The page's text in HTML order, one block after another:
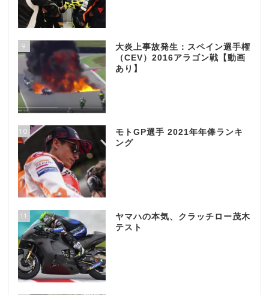
9
大炎上事故発生：スペイン選手権
（CEV）2016アラゴン戦【動画
あり】
10
モトGP選手 2021年年俸ランキ
ング
11
ヤマハの本気、クラッチロー茂木
テスト